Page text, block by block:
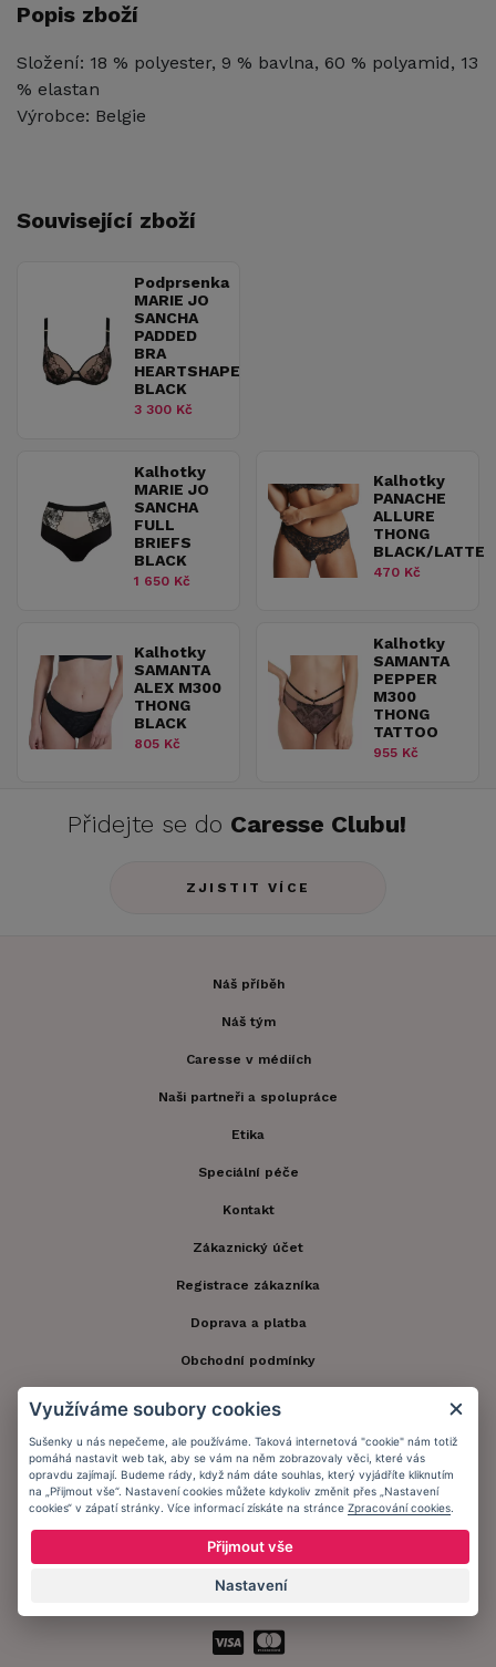
Popis zboží
Složení: 18 % polyester, 9 % bavlna, 60 % polyamid, 13
% elastan
Výrobce: Belgie
Související zboží
Podprsenka
MARIE JO
SANCHA
PADDED
BRA
HEARTSHAPE
BLACK
3 300 Kč
Kalhotky
MARIE JO
SANCHA
FULL
BRIEFS
BLACK
1 650 Kč
Kalhotky
PANACHE
ALLURE
THONG
BLACK/LATTE
470 Kč
Kalhotky
SAMANTA
ALEX M300
THONG
BLACK
805 Kč
Kalhotky
SAMANTA
PEPPER
M300
THONG
TATTOO
955 Kč
Přidejte se do Caresse Clubu!
ZJISTIT VÍCE
Náš příběh
Náš tým
Caresse v médiích
Naši partneři a spolupráce
Etika
Speciální péče
Kontakt
Zákaznický účet
Registrace zákazníka
Doprava a platba
Obchodní podmínky
Ochrana osobních údajů
Informační memorandum
Zůstaňte s námi v kontaktu.
Využíváme soubory cookies
Sušenky u nás nepečeme, ale používáme. Taková internetová "cookie" nám totiž
pomáhá nastavit web tak, aby se vám na něm zobrazovaly věci, které vás
opravdu zajímají. Budeme rády, když nám dáte souhlas, který vyjádříte kliknutím
na „Přijmout vše“. Nastavení cookies můžete kdykoliv změnit přes „Nastavení
cookies“ v zápatí stránky. Více informací získáte na stránce Zpracování cookies
Přijmout vše
Nastavení